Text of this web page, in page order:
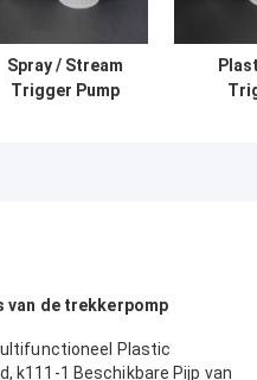
Spray / Stream
Trigger Pump
van de trekkerpomp
Plastic
k111-1 Beschikbare Pijp van